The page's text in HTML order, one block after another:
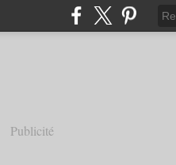
Publicité